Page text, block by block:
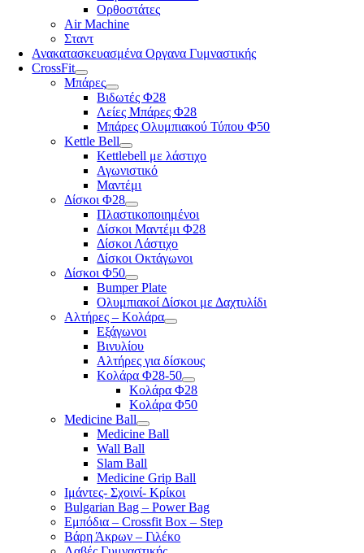
Ορθοστάτες
Air Machine
Σταντ
Ανακατασκευασμένα Οργανα Γυμναστικής
CrossFit
Μπάρες
Βιδωτές Φ28
Λείες Μπάρες Φ28
Μπάρες Ολυμπιακού Τύπου Φ50
Kettle Bell
Kettlebell με λάστιχο
Αγωνιστικό
Μαντέμι
Δίσκοι Φ28
Πλαστικοποιημένοι
Δίσκοι Μαντέμι Φ28
Δίσκοι Λάστιχο
Δίσκοι Οκτάγωνοι
Δίσκοι Φ50
Bumper Plate
Ολυμπιακοί Δίσκοι με Δαχτυλίδι
Αλτήρες – Κολάρα
Εξάγωνοι
Βινυλίου
Αλτήρες για δίσκους
Κολάρα Φ28-50
Κολάρα Φ28
Κολάρα Φ50
Medicine Ball
Medicine Ball
Wall Ball
Slam Ball
Medicine Grip Ball
Ιμάντες- Σχοινί- Κρίκοι
Bulgarian Bag – Power Bag
Εμπόδια – Crossfit Box – Step
Βάρη Άκρων – Γιλέκο